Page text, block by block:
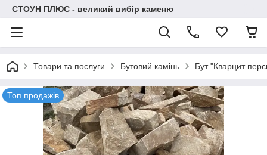
СТОУН ПЛЮС - великий вибір каменю
Товари та послуги Бутовий камінь Бут "Кварцит
Топ продажів